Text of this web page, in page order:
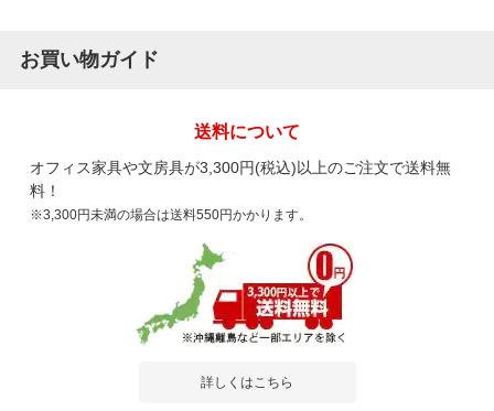
お買い物ガイド
送料について
オフィス家具や文房具が3,300円(税込)以上のご注文で送料無
料！
※3,300円未満の場合は送料550円かかります。
詳しくはこちら